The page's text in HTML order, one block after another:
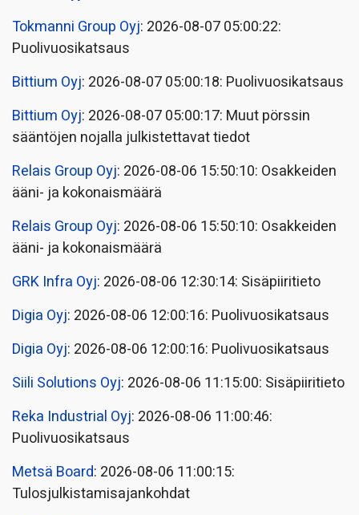
Tokmanni Group Oyj: 2026-08-07 05:00:22:
Puolivuosikatsaus
Bittium Oyj: 2026-08-07 05:00:18: Puolivuosikatsaus
Bittium Oyj: 2026-08-07 05:00:17: Muut pörssin
sääntöjen nojalla julkistettavat tiedot
Relais Group Oyj: 2026-08-06 15:50:10: Osakkeiden
ääni- ja kokonaismäärä
Relais Group Oyj: 2026-08-06 15:50:10: Osakkeiden
ääni- ja kokonaismäärä
GRK Infra Oyj: 2026-08-06 12:30:14: Sisäpiiritieto
Digia Oyj: 2026-08-06 12:00:16: Puolivuosikatsaus
Digia Oyj: 2026-08-06 12:00:16: Puolivuosikatsaus
Siili Solutions Oyj: 2026-08-06 11:15:00: Sisäpiiritieto
Reka Industrial Oyj: 2026-08-06 11:00:46:
Puolivuosikatsaus
Metsä Board: 2026-08-06 11:00:15:
Tulosjulkistamisajankohdat